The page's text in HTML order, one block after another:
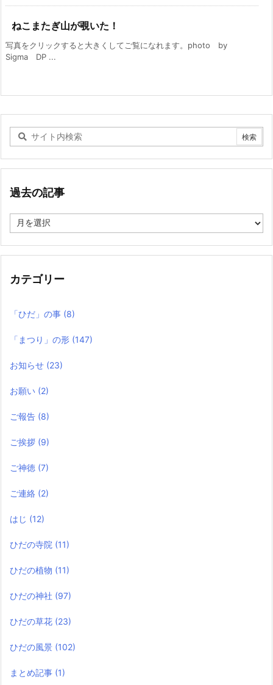
ねこまたぎ山が覗いた！
写真をクリックすると大きくしてご覧になれます。photo by
Sigma DP ...
過去の記事
去
記
カテゴリー
「ひだ」の事 (8)
「まつり」の形 (147)
お知らせ (23)
お願い (2)
ご報告 (8)
ご挨拶 (9)
ご神徳 (7)
ご連絡 (2)
はじ (12)
ひだの寺院 (11)
ひだの植物 (11)
ひだの神社 (97)
ひだの草花 (23)
ひだの風景 (102)
まとめ記事 (1)